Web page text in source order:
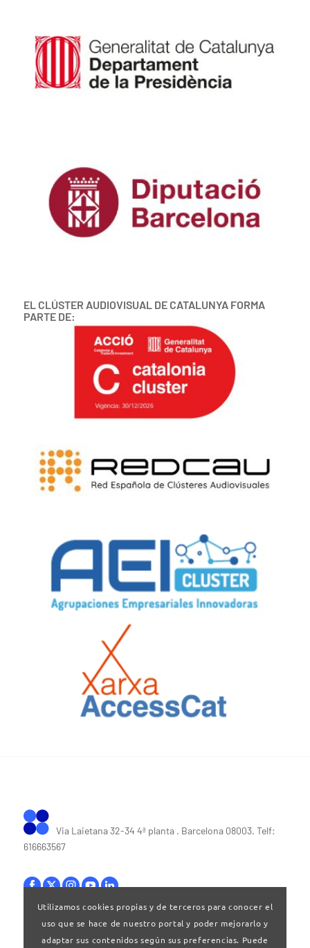
EL CLÚSTER AUDIOVISUAL DE CATALUNYA FORMA
PARTE DE:
Via Laietana 32-34 4ª planta . Barcelona 08003. Telf:
616663567
Bases legales|Política de privacitat
Utilizamos cookies propias y de terceros para conocer el
uso que se hace de nuestro portal y poder mejorarlo y
adaptar sus contenidos según sus preferencias. Puede